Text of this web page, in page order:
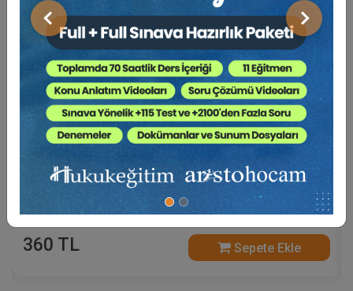
Önceki Sonraki
İş Yargılaması ve Usul Hukuku - II. İş Hukuku
Kongresi - I. Oturum
360 TL Sepete Ekle